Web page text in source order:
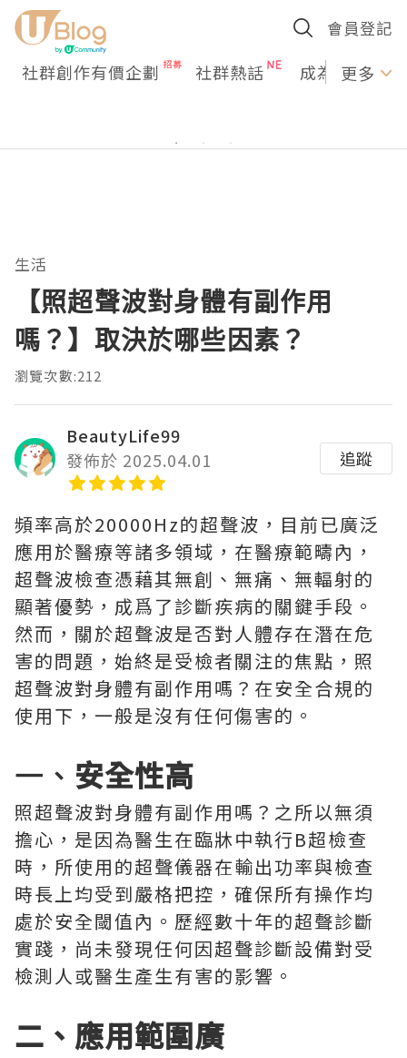
會員登記
社群創作有價企劃 社群熱話 成為U更多
生活
【照超聲波對身體有副作用
嗎？】取決於哪些因素？
瀏覽次數:212
BeautyLife99
發佈於 2025.04.01
追蹤
頻率高於20000Hz的超聲波，目前已廣泛
應用於醫療等諸多領域，在醫療範疇內，
超聲波檢查憑藉其無創、無痛、無輻射的
顯著優勢，成爲了診斷疾病的關鍵手段。
然而，關於超聲波是否對人體存在潛在危
害的問題，始終是受檢者關注的焦點，照
超聲波對身體有副作用嗎？在安全合規的
使用下，一般是沒有任何傷害的。
一、 安全性高
照超聲波對身體有副作用嗎？之所以無須
擔心，是因為醫生在臨牀中執行B超檢查
時，所使用的超聲儀器在輸出功率與檢查
時長上均受到嚴格把控，確保所有操作均
處於安全閾值內。歷經數十年的超聲診斷
實踐，尚未發現任何因超聲診斷設備對受
檢測人或醫生產生有害的影響。
二、應用範圍廣